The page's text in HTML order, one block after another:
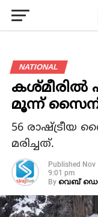
NATIONAL
കശ്മീരില്‍
മൂന്ന്
56 രാഷ്ട്രീയ
മരിച്ചത്.
Published Nov
9:01 pm
By വെബ്